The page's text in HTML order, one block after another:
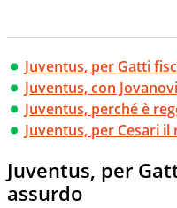
Juventus, per Gatti
Juventus, con
Juventus, perché è
Juventus, per Cesari
Juventus, per
assurdo